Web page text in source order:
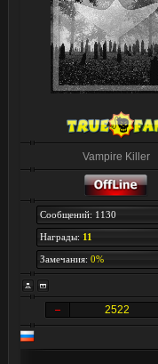
Vampire Killer
Сообщений: 1130
Награды: 11
Замечания: 0%
2522